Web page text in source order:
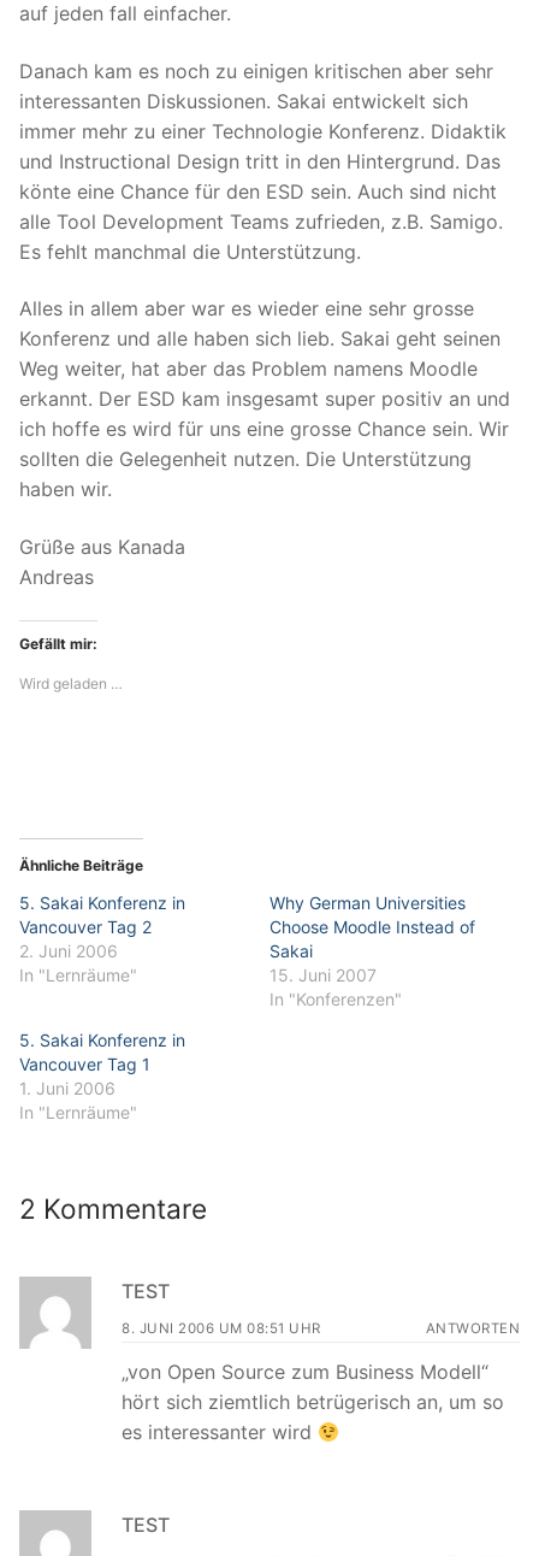
auf jeden fall einfacher.
Danach kam es noch zu einigen kritischen aber sehr
interessanten Diskussionen. Sakai entwickelt sich
immer mehr zu einer Technologie Konferenz. Didaktik
und Instructional Design tritt in den Hintergrund. Das
könte eine Chance für den ESD sein. Auch sind nicht
alle Tool Development Teams zufrieden, z.B. Samigo.
Es fehlt manchmal die Unterstützung.
Alles in allem aber war es wieder eine sehr grosse
Konferenz und alle haben sich lieb. Sakai geht seinen
Weg weiter, hat aber das Problem namens Moodle
erkannt. Der ESD kam insgesamt super positiv an und
ich hoffe es wird für uns eine grosse Chance sein. Wir
sollten die Gelegenheit nutzen. Die Unterstützung
haben wir.
Grüße aus Kanada
Andreas
Gefällt mir:
Wird geladen …
Ähnliche Beiträge
5. Sakai Konferenz in
Vancouver Tag 2
2. Juni 2006
In "Lernräume"
Why German Universities
Choose Moodle Instead of
Sakai
15. Juni 2007
In "Konferenzen"
5. Sakai Konferenz in
Vancouver Tag 1
1. Juni 2006
In "Lernräume"
2 Kommentare
TEST
8. JUNI 2006 UM 08:51 UHR ANTWORTEN
„von Open Source zum Business Modell“
hört sich ziemtlich betrügerisch an, um so
es interessanter wird
TEST